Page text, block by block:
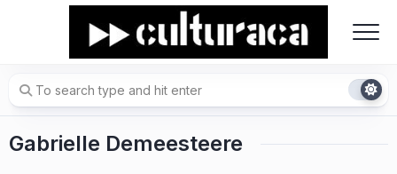
Gabrielle Demeesteere